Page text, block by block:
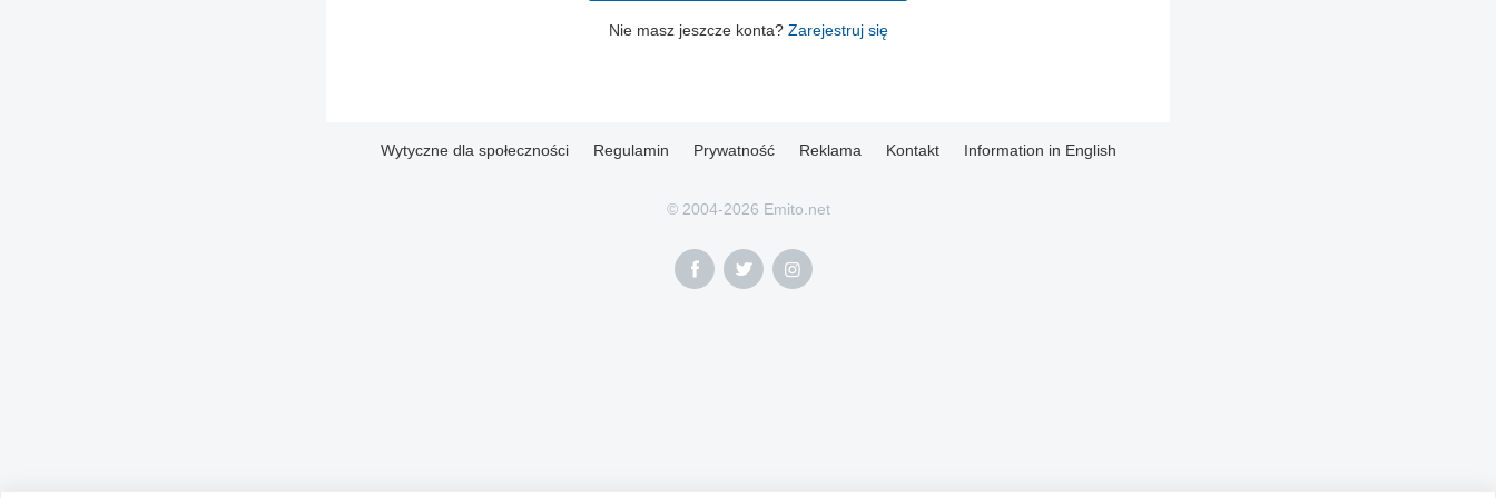
Nie masz jeszcze konta? Zarejestruj się
Wytyczne dla społeczności Regulamin Prywatność Reklama Kontakt Information in English
© 2004-2026 Emito.net